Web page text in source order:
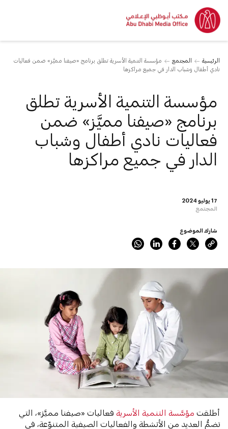
الرئيسية المجتمع
مؤسسة التنمية الأسرية تطلق برنامج «صيفنا مميَّز» ضمن فعاليات
نادي أطفال وشباب الدار في جميع مراكزها
17 يوليو 2024
المجتمع
مؤسسة التنمية الأسرية تطلق
برنامج «صيفنا مميَّز» ضمن
فعاليات نادي أطفال وشباب
الدار في جميع مراكزها
شارك الموضوع
أطلقتمؤسَّسة التنمية الأسريةفعاليات «صيفنا مميَّز»، التي
تضمُّ العديد من الأنشطة والفعاليات الصيفية المتنوّعة، في